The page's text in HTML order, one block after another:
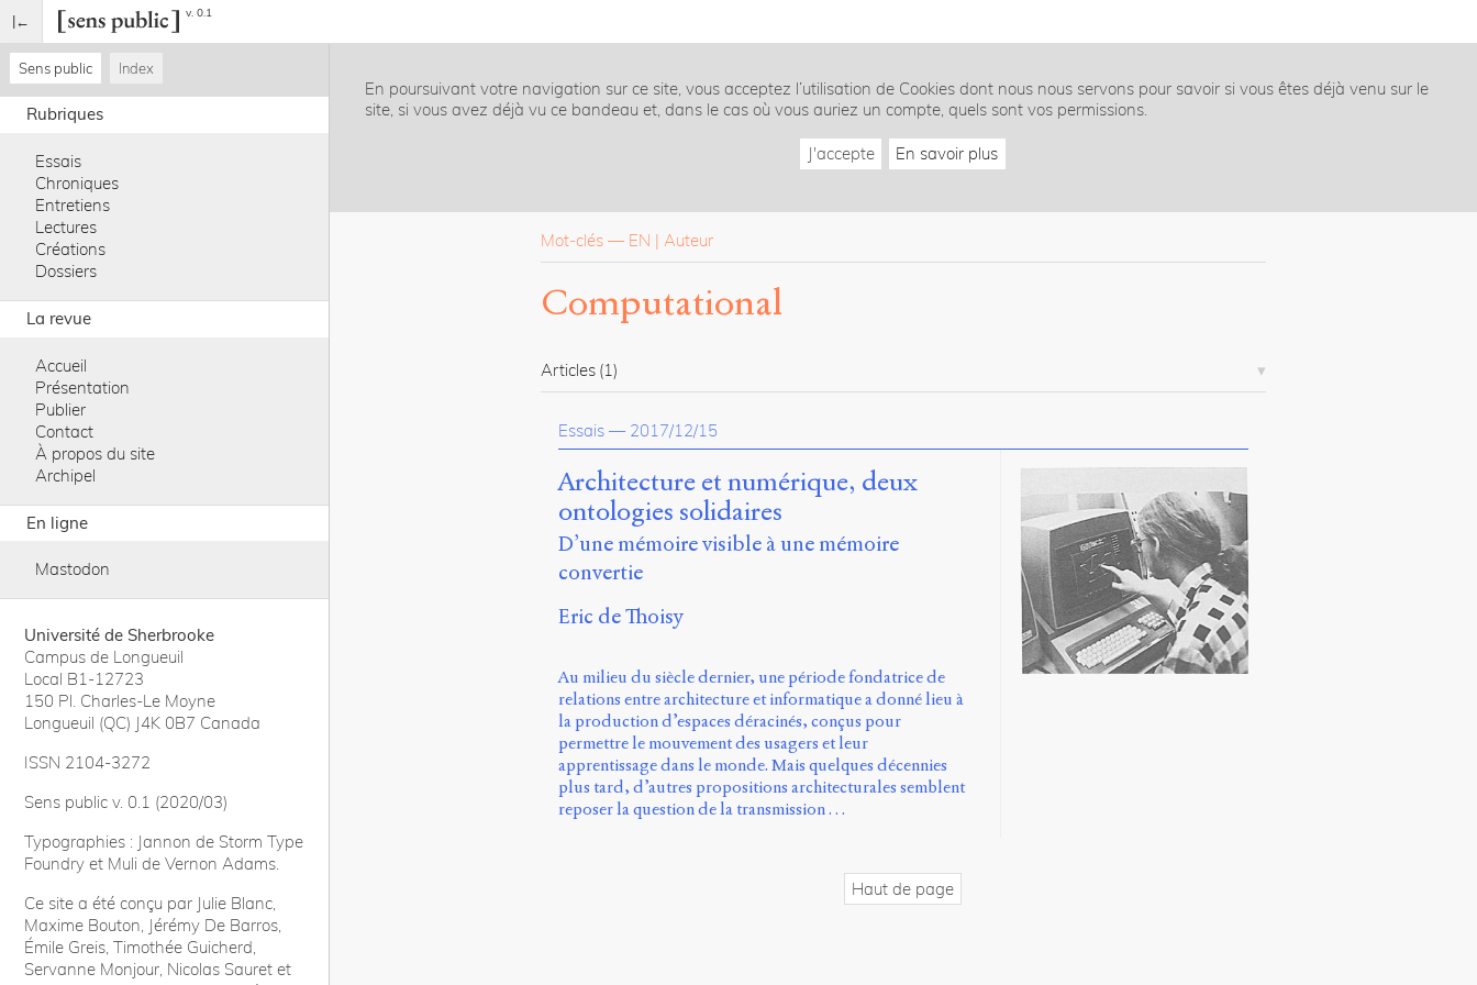
v. 0.1
Sens public Index
Rubriques
Essais
Chroniques
Entretiens
Lectures
Créations
Dossiers
La revue
Accueil
Présentation
Publier
Contact
À propos du site
Archipel
En ligne
Mastodon
Université de Sherbrooke
Campus de Longueuil
Local B1-12723
150 Pl. Charles-Le Moyne
Longueuil (QC) J4K 0B7 Canada
ISSN 2104-3272
Sens public v. 0.1 (2020/03)
Typographies : Jannon de Storm Type
Foundry et Muli de Vernon Adams.
Ce site a été conçu par Julie Blanc,
Maxime Bouton, Jérémy De Barros,
Émile Greis, Timothée Guicherd,
Servanne Monjour, Nicolas Sauret et
En poursuivant votre navigation sur ce site, vous acceptez l’utilisation de Cookies dont nous nous servons pour savoir si vous êtes déjà venu sur le
site, si vous avez déjà vu ce bandeau et, dans le cas où vous auriez un compte, quels sont vos permissions.
J'accepte En savoir plus
Mot-clés — EN Auteur
Computational
Articles (1)
Essais — 2017/12/15
Architecture et numérique, deux
ontologies solidaires
D’une mémoire visible à une mémoire
convertie
Eric de Thoisy
Au milieu du siècle dernier, une période fondatrice de
relations entre architecture et informatique a donné lieu à
la production d’espaces déracinés, conçus pour
permettre le mouvement des usagers et leur
apprentissage dans le monde. Mais quelques décennies
plus tard, d’autres propositions architecturales semblent
reposer la question de la transmission …
Haut de page